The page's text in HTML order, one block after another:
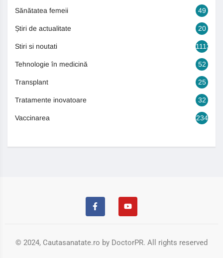
Sănătatea femeii 49
Știri de actualitate 20
Stiri si noutati 1113
Tehnologie în medicină 52
Transplant 25
Tratamente inovatoare 32
Vaccinarea 234
© 2024, Cautasanatate.ro by DoctorPR. All rights reserved